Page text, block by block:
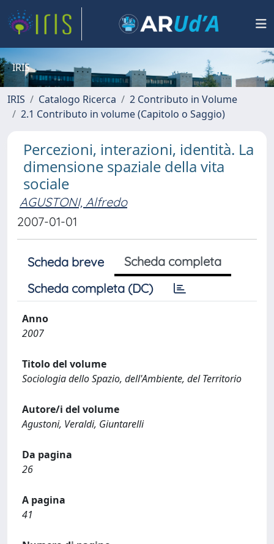
IRIS
IRIS Catalogo Ricerca
2 Contributo in Volume
2.1 Contributo in volume (Capitolo o Saggio)
Percezioni, interazioni, identità. La
dimensione spaziale della vita
sociale
AGUSTONI, Alfredo
2007-01-01
Scheda breve
Scheda completa
Scheda completa (DC)
Anno
2007
Titolo del volume
Sociologia dello Spazio, dell'Ambiente, del Territorio
Autore/i del volume
Agustoni, Veraldi, Giuntarelli
Da pagina
26
A pagina
41